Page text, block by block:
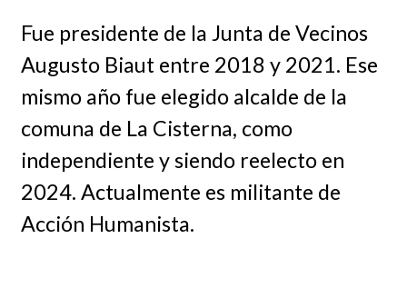
Fue presidente de la Junta de Vecinos
Augusto Biaut entre 2018 y 2021. Ese
mismo año fue elegido alcalde de la
comuna de La Cisterna, como
independiente y siendo reelecto en
2024. Actualmente es militante de
Acción Humanista.